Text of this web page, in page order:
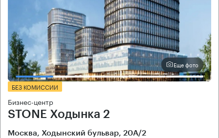
Еще фото
БЕЗ КОМИССИИ
Бизнес-центр
STONE Ходынка 2
Москва, Ходынский бульвар, 20А/2